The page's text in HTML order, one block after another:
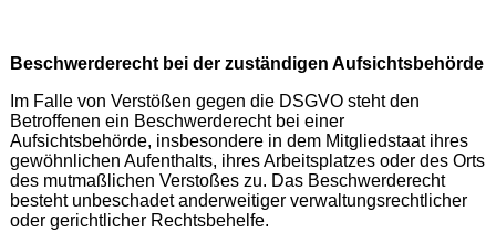
Beschwerderecht bei der zuständigen Aufsichtsbehörde
Im Falle von Verstößen gegen die DSGVO steht den
Betroffenen ein Beschwerderecht bei einer
Aufsichtsbehörde, insbesondere in dem Mitgliedstaat ihres
gewöhnlichen Aufenthalts, ihres Arbeitsplatzes oder des Orts
des mutmaßlichen Verstoßes zu. Das Beschwerderecht
besteht unbeschadet anderweitiger verwaltungsrechtlicher
oder gerichtlicher Rechtsbehelfe.